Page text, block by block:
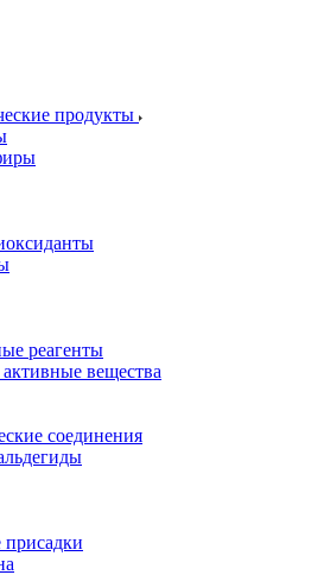
продукты
реагенты
вещества
соединения
присадки